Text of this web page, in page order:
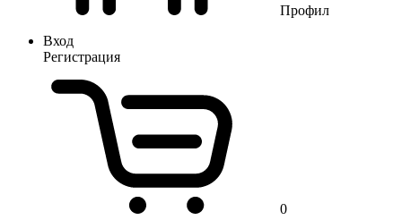
Профил
Вход
Регистрация
0